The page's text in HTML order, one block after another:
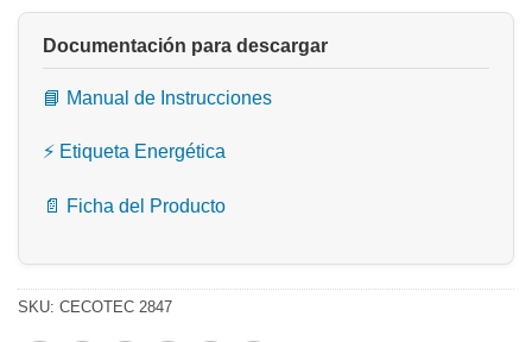
Documentación para descargar
📘 Manual de Instrucciones
⚡ Etiqueta Energética
📄 Ficha del Producto
SKU: CECOTEC 2847